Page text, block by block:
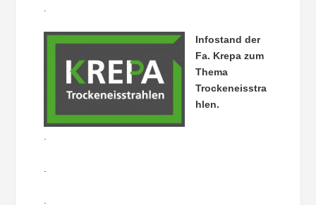
Infostand der
Fa. Krepa zum
Thema
Trockeneisstra
hlen.
.